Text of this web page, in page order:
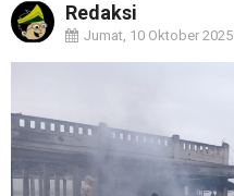
Redaksi
Jumat, 10 Oktober 2025